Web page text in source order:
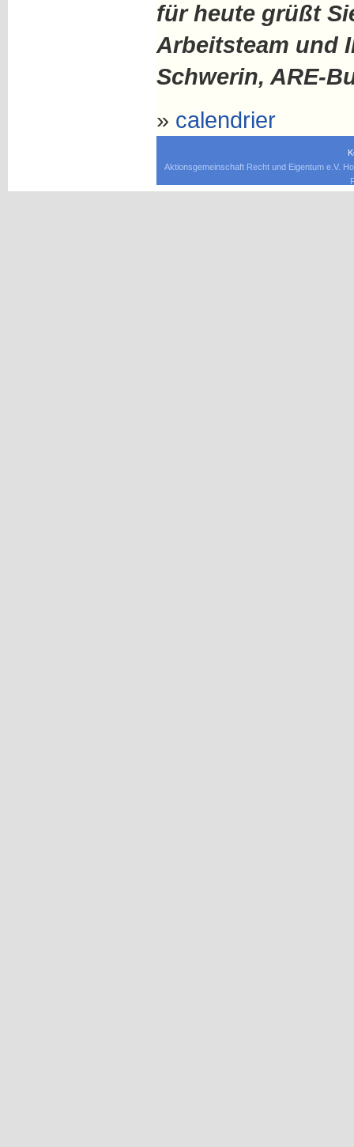
für heute grüßt
Arbeitsteam und
Schwerin, ARE-
» calendrier
Aktionsgemeinschaft Recht und Eigentum e.V.